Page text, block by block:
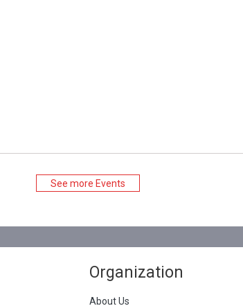
See more Events
Organization
About Us